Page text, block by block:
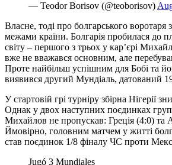
— Teodor Borisov (@teoborisov)
Власне, тоді про болгарського воротаря
межами країни. Болгарія пробилася до
світу – першого з трьох у кар’єрі
вже не вважався основним, але
Проте найбільш успішним для Бобі та
виявився другий Мундіаль, датований
У стартовій грі турніру збірна Нігерії
Однак у двох наступних поєдинках
Михайлов не пропускав: Греція (4:0) та
Ймовірно, головним матчем у житті
став поєдинок 1/8 фіналу ЧС проти
Jugó 3 Mundiales